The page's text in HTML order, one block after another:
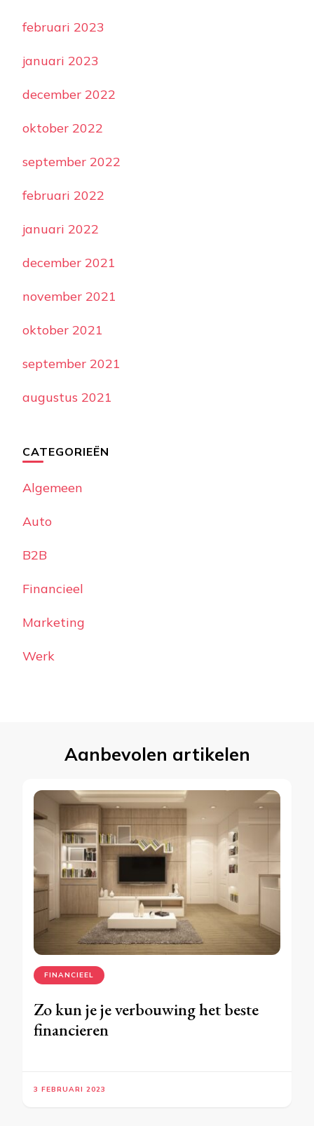
februari 2023
januari 2023
december 2022
oktober 2022
september 2022
februari 2022
januari 2022
december 2021
november 2021
oktober 2021
september 2021
augustus 2021
CATEGORIEËN
Algemeen
Auto
B2B
Financieel
Marketing
Werk
Aanbevolen artikelen
FINANCIEEL
Zo kun je je verbouwing het beste
financieren
3 FEBRUARI 2023